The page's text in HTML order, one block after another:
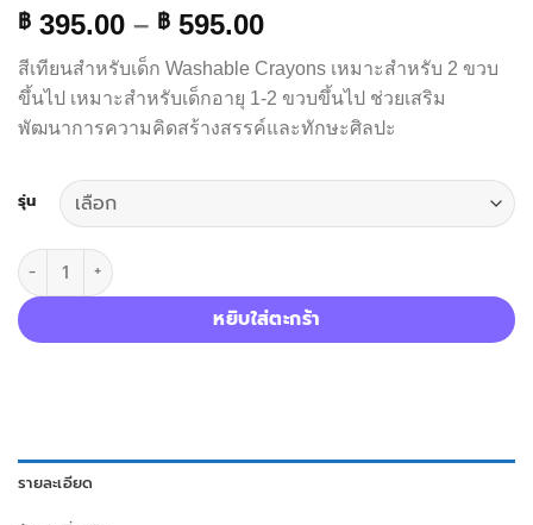
฿ 395.00 – ฿ 595.00Price
฿ 395.00
through
฿ 595.00
สีเทียนสำหรับเด็ก Washable Crayons เหมาะสำหรับ 2 ขวบ
ขึ้นไป เหมาะสำหรับเด็กอายุ 1-2 ขวบขึ้นไป ช่วยเสริม
พัฒนาการความคิดสร้างสรรค์และทักษะศิลปะ
รุ่น
จำนวน Jarmelo ดินสอสีเทียนสำหรับเด็ก สีเทียนปลอดสารพิษสำหรับ
หยิบใส่ตะกร้า
รายละเอียด